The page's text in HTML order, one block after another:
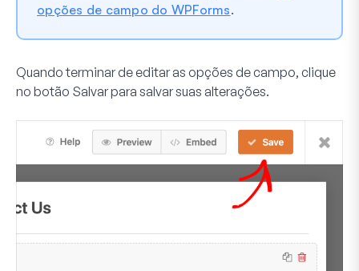
opções de campo do WPForms.
Quando terminar de editar as opções de campo, clique
no botão Salvarpara salvar suas alterações.